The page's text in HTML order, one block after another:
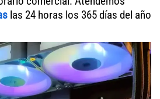
las 24 horas los 365 días del año